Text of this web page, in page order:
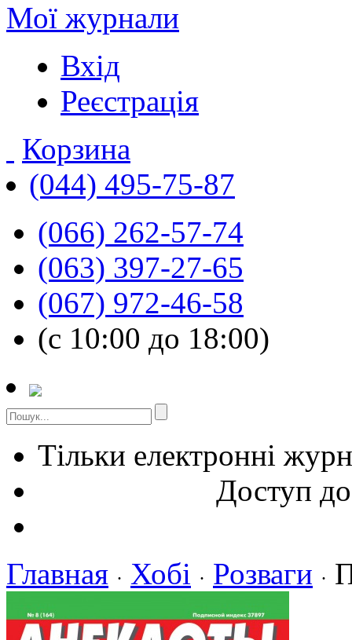
Мої журнали
Вхід
Реєстрація
Корзина
(044) 495-75-87
(066) 262-57-74
(063) 397-27-65
(067) 972-46-58
(с 10:00 до 18:00)
Тільки електронні
Доступ
Главная · Хобі · Розваги ·